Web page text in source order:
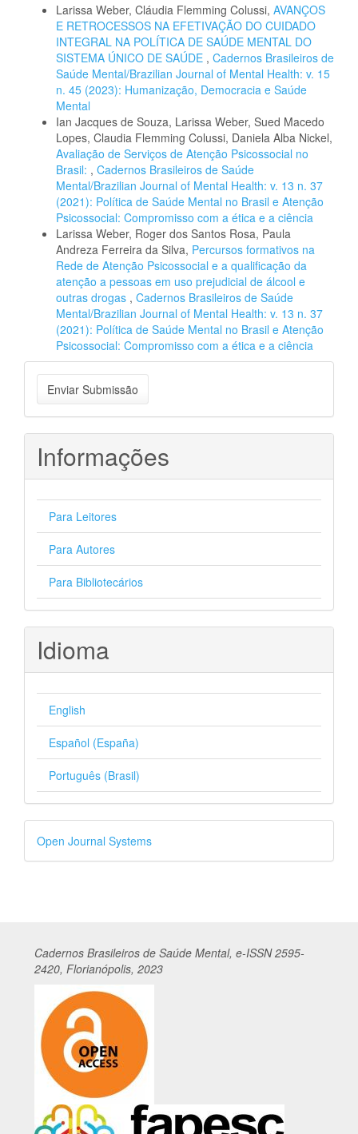
Larissa Weber, Cláudia Flemming Colussi, AVANÇOS
E RETROCESSOS NA EFETIVAÇÃO DO CUIDADO
INTEGRAL NA POLÍTICA DE SAÚDE MENTAL DO
SISTEMA ÚNICO DE SAÚDE , Cadernos Brasileiros de
Saúde Mental/Brazilian Journal of Mental Health: v. 15
n. 45 (2023): Humanização, Democracia e Saúde
Mental
Ian Jacques de Souza, Larissa Weber, Sued Macedo
Lopes, Claudia Flemming Colussi, Daniela Alba Nickel,
Avaliação de Serviços de Atenção Psicossocial no
Brasil: , Cadernos Brasileiros de Saúde
Mental/Brazilian Journal of Mental Health: v. 13 n. 37
(2021): Política de Saúde Mental no Brasil e Atenção
Psicossocial: Compromisso com a ética e a ciência
Larissa Weber, Roger dos Santos Rosa, Paula
Andreza Ferreira da Silva, Percursos formativos na
Rede de Atenção Psicossocial e a qualificação da
atenção a pessoas em uso prejudicial de álcool e
outras drogas , Cadernos Brasileiros de Saúde
Mental/Brazilian Journal of Mental Health: v. 13 n. 37
(2021): Política de Saúde Mental no Brasil e Atenção
Psicossocial: Compromisso com a ética e a ciência
Enviar
Submissão
Enviar Submissão
Informações
Para Leitores
Para Autores
Para Bibliotecários
Idioma
English
Español (España)
Português (Brasil)
Desenvolvido
por
Open Journal Systems
Cadernos Brasileiros de Saúde Mental, e-ISSN 2595-
2420, Florianópolis, 2023